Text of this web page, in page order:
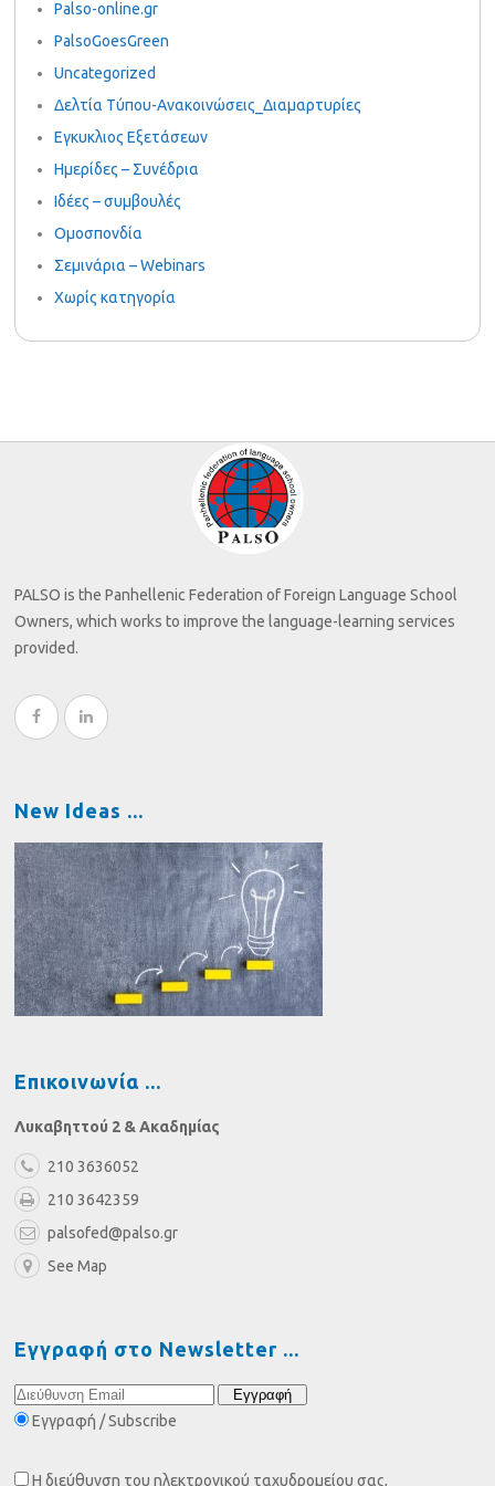
Palso-online.gr
PalsoGoesGreen
Uncategorized
Δελτία Τύπου-Ανακοινώσεις_Διαμαρτυρίες
Εγκυκλιος Εξετάσεων
Ημερίδες – Συνέδρια
Ιδέες – συμβουλές
Ομοσπονδία
Σεμινάρια – Webinars
Χωρίς κατηγορία
PALSO is the Panhellenic Federation of Foreign Language School
Owners, which works to improve the language-learning services
provided.
New Ideas
Επικοινωνία
Λυκαβηττού 2 & Ακαδημίας
210 3636052
210 3642359
palsofed@palso.gr
See Map
Εγγραφή στο Newsletter
Εγγραφή / Subscribe
Η διεύθυνση του ηλεκτρονικού ταχυδρομείου σας,